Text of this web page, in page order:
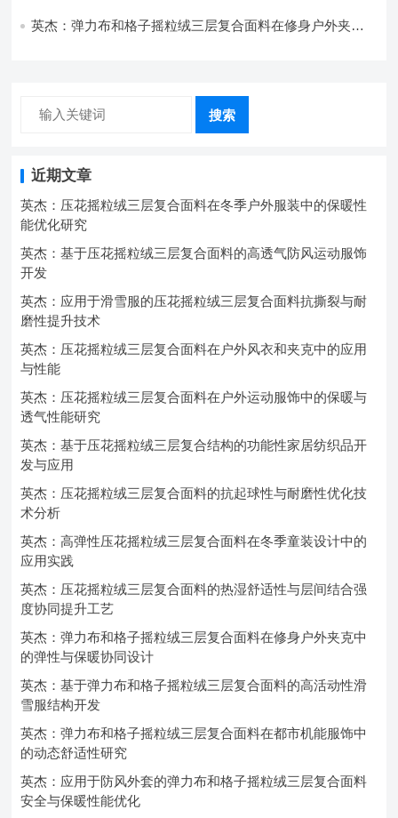
英杰：弹力布和格子摇粒绒三层复合面料在修身户外夹克
搜索
近期文章
英杰：压花摇粒绒三层复合面料在冬季户外服装中的保暖性
能优化研究
英杰：基于压花摇粒绒三层复合面料的高透气防风运动服饰
开发
英杰：应用于滑雪服的压花摇粒绒三层复合面料抗撕裂与耐
磨性提升技术
英杰：压花摇粒绒三层复合面料在户外风衣和夹克中的应用
与性能
英杰：压花摇粒绒三层复合面料在户外运动服饰中的保暖与
透气性能研究
英杰：基于压花摇粒绒三层复合结构的功能性家居纺织品开
发与应用
英杰：压花摇粒绒三层复合面料的抗起球性与耐磨性优化技
术分析
英杰：高弹性压花摇粒绒三层复合面料在冬季童装设计中的
应用实践
英杰：压花摇粒绒三层复合面料的热湿舒适性与层间结合强
度协同提升工艺
英杰：弹力布和格子摇粒绒三层复合面料在修身户外夹克中
的弹性与保暖协同设计
英杰：基于弹力布和格子摇粒绒三层复合面料的高活动性滑
雪服结构开发
英杰：弹力布和格子摇粒绒三层复合面料在都市机能服饰中
的动态舒适性研究
英杰：应用于防风外套的弹力布和格子摇粒绒三层复合面料
安全与保暖性能优化